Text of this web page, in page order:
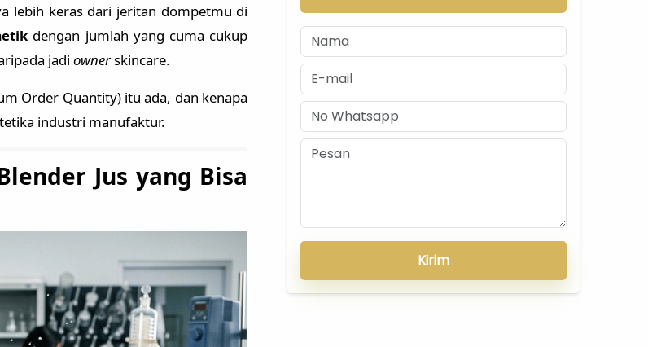
lebih keras dari jeritan dompetmu di
dengan jumlah yang cuma cukup
jadi ownerskincare.
Order Quantity) itu ada, dan kenapa
industri manufaktur.
Jus yang Bisa
Kirim